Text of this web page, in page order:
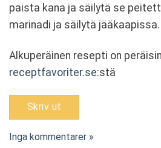
paista kana ja säilytä se
marinadi ja säilytä jääkaapissa.
Alkuperäinen resepti on peräisin
receptfavoriter.se:stä
Skriv ut
Inga kommentarer »